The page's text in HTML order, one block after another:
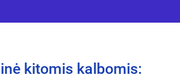
kitomis kalbomis: